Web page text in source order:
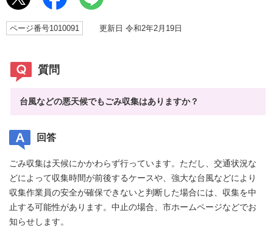
ページ番号1010091 更新日 令和2年2月19日
質問
台風などの悪天候でもごみ収集はありますか？
回答
ごみ収集は天候にかかわらず行っています。ただし、交通状況な
どによって収集時間が前後するケースや、強大な台風などにより
収集作業員の安全が確保できないと判断した場合には、収集を中
止する可能性があります。中止の場合、市ホームページなどでお
知らせします。